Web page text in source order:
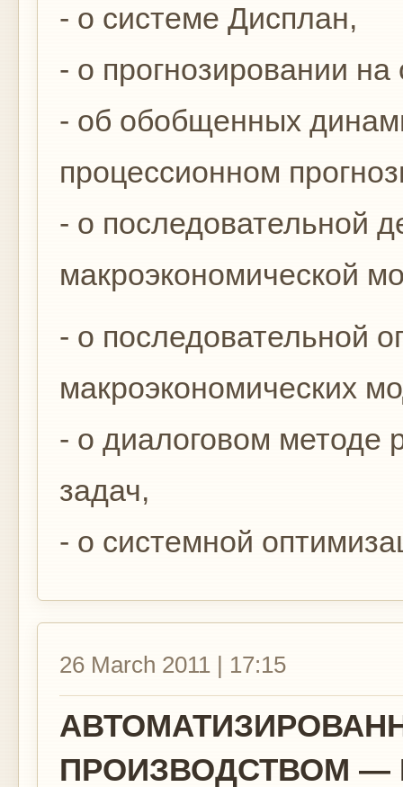
- о системе Дисплан,
- о прогнозировании
- об обобщенных
процессионном
- о последовательной
макроэкономической
- о последовательной
макроэкономических
- о диалоговом методе
задач,
- о системной
26 March 2011 | 17:15
ПРОИЗВОДСТВОМ —